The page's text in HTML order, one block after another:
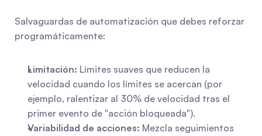
Salvaguardas de automatización que debes reforzar
programáticamente:
Limitación: Límites suaves que reducen la
velocidad cuando los límites se acercan (por
ejemplo, ralentizar al 30% de velocidad tras el
primer evento de "acción bloqueada").
Variabilidad de acciones: Mezcla seguimientos